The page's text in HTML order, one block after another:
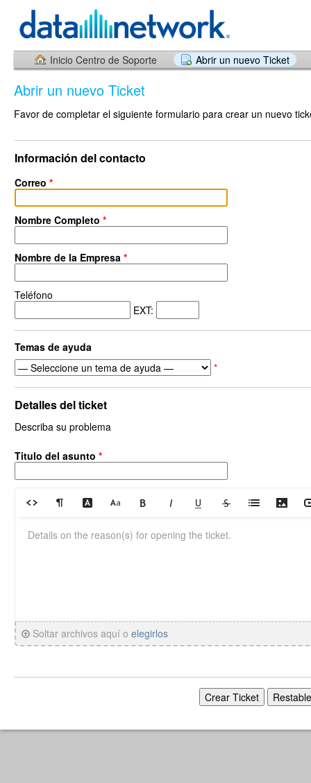
Inicio Centro de Soporte Abrir un nuevo Ticket
Abrir un nuevo Ticket
Favor de completar el siguiente formulario para crear un nuevo
Información del contacto
Correo *
Nombre Completo *
Nombre de la Empresa *
Teléfono
EXT:
Temas de ayuda
*
Detalles del ticket
Describa su problema
Titulo del asunto *
Soltar archivos aquí o elegirlos